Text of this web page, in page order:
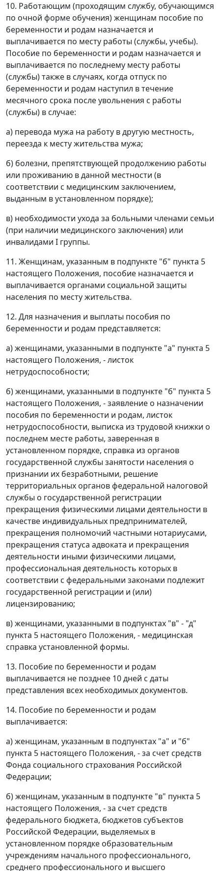
10. Работающим (проходящим службу, обучающимся
по очной форме обучения) женщинам пособие по
беременности и родам назначается и
выплачивается по месту работы (службы, учебы).
Пособие по беременности и родам назначается и
выплачивается по последнему месту работы
(службы) также в случаях, когда отпуск по
беременности и родам наступил в течение
месячного срока после увольнения с работы
(службы) в случае:
а) перевода мужа на работу в другую местность,
переезда к месту жительства мужа;
б) болезни, препятствующей продолжению работы
или проживанию в данной местности (в
соответствии с медицинским заключением,
выданным в установленном порядке);
в) необходимости ухода за больными членами семьи
(при наличии медицинского заключения) или
инвалидами I группы.
11. Женщинам, указанным в подпункте "б" пункта 5
настоящего Положения, пособие назначается и
выплачивается органами социальной защиты
населения по месту жительства.
12. Для назначения и выплаты пособия по
беременности и родам представляется:
а) женщинами, указанными в подпункте "а" пункта 5
настоящего Положения, - листок
нетрудоспособности;
б) женщинами, указанными в подпункте "б" пункта 5
настоящего Положения, - заявление о назначении
пособия по беременности и родам, листок
нетрудоспособности, выписка из трудовой книжки о
последнем месте работы, заверенная в
установленном порядке, справка из органов
государственной службы занятости населения о
признании их безработными, решение
территориальных органов федеральной налоговой
службы о государственной регистрации
прекращения физическими лицами деятельности в
качестве индивидуальных предпринимателей,
прекращения полномочий частными нотариусами,
прекращения статуса адвоката и прекращения
деятельности иными физическими лицами,
профессиональная деятельность которых в
соответствии с федеральными законами подлежит
государственной регистрации и (или)
лицензированию;
в) женщинами, указанными в подпунктах "в" - "д"
пункта 5 настоящего Положения, - медицинская
справка установленной формы.
13. Пособие по беременности и родам
выплачивается не позднее 10 дней с даты
представления всех необходимых документов.
14. Пособие по беременности и родам
выплачивается:
а) женщинам, указанным в подпунктах "а" и "б"
пункта 5 настоящего Положения, - за счет средств
Фонда социального страхования Российской
Федерации;
б) женщинам, указанным в подпункте "в" пункта 5
настоящего Положения, - за счет средств
федерального бюджета, бюджетов субъектов
Российской Федерации, выделяемых в
установленном порядке образовательным
учреждениям начального профессионального,
среднего профессионального и высшего